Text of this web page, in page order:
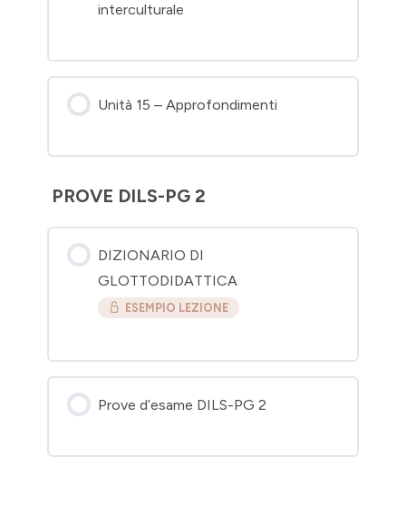
interculturale
Unità 15 – Approfondimenti
PROVE DILS-PG 2
DIZIONARIO DI
GLOTTODIDATTICA
ESEMPIO LEZIONE
Prove d’esame DILS-PG 2